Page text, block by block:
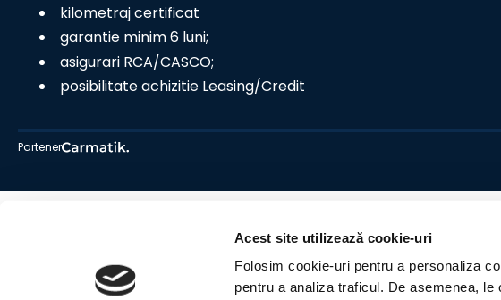
Acest site utilizează cookie-uri
Folosim cookie-uri pentru a personaliza
pentru a analiza traficul. De asemenea,
kilometraj certificat
garantie minim 6 luni;
asigurari RCA/CASCO;
posibilitate achizitie Leasing/Credit
Partener